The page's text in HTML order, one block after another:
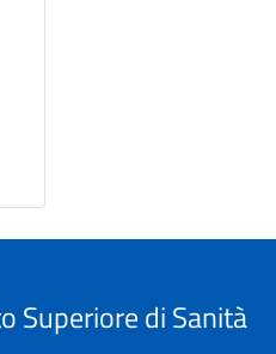
Superiore di Sanità